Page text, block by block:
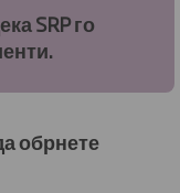
SRP го
обрнете